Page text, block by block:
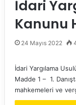
İdari
Kanunu
24 Mayıs 2022
İdari Yargılama
Madde 1 – 1.
mahkemeleri ve